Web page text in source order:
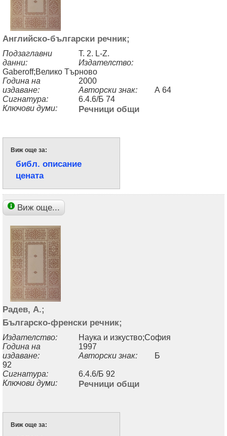
Английско-български речник;
Подзаглавни
данни:
Т. 2. L-Z.
Издателство:
Gaberoff;Велико Търново
Година на
издаване:
2000
Авторски знак:
А 64
Сигнатура:
6.4.6/Б 74
Ключови думи:
Речници общи
Виж още за:
библ. описание
цената
Виж още...
Радев, А.;
Българско-френски речник;
Издателство:
Наука и изкуство;София
Година на
издаване:
1997
Авторски знак:
Б
92
Сигнатура:
6.4.6/Б 92
Ключови думи:
Речници общи
Виж още за: